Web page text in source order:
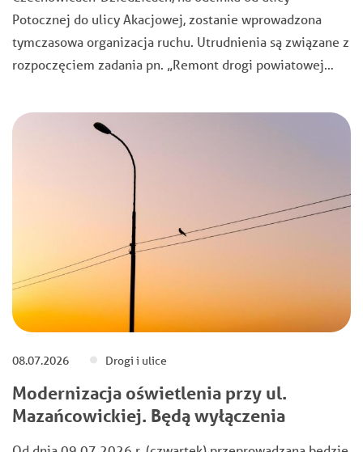
Potocznej do ulicy Akacjowej, zostanie wprowadzona
tymczasowa organizacja ruchu. Utrudnienia są związane z
rozpoczęciem zadania pn. „Remont drogi powiatowej…
08.07.2026 Drogi i ulice
Modernizacja oświetlenia przy ul.
Mazańcowickiej. Będą wyłączenia